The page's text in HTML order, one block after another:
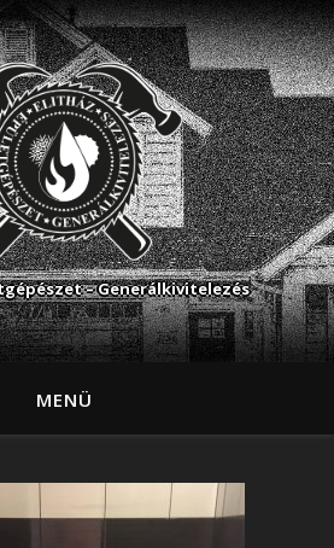
– Generálkivitelezés
MENÜ